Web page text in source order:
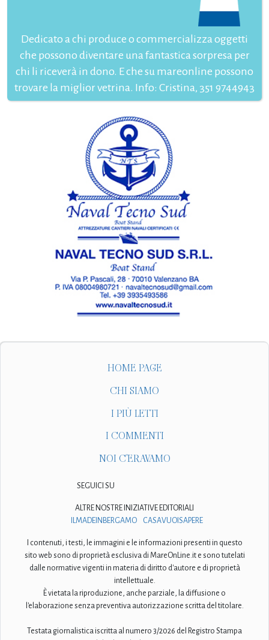
Dedicato a chi produce o commercializza oggetti
che possono diventare una fantastica sorpresa per
chi li riceverà in dono. E che su mareonline possono
trovare la miglior vetrina. Info: Cristina, 351 9744943
HOME PAGE
CHI SIAMO
I PIÙ LETTI
I COMMENTI
NOI C'ERAVAMO
SEGUICI SU
ALTRE NOSTRE INIZIATIVE EDITORIALI
ILMADEINBERGAMO
CASAVUOISAPERE
I contenuti, i testi, le immagini e le informazioni presenti in questo
sito web sono di proprietà esclusiva di MareOnLine.it e sono tutelati
dalle normative vigenti in materia di diritto d'autore e di proprietà
intellettuale.
È vietata la riproduzione, anche parziale, la diffusione o
l'elaborazione senza preventiva autorizzazione scritta del titolare.
Testata giornalistica iscritta al numero 3/2026 del Registro Stampa